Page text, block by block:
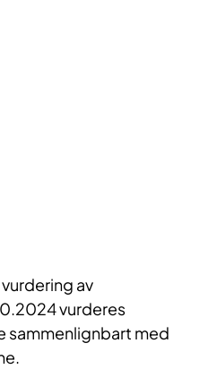
av
vurderes
sammenlignbart med